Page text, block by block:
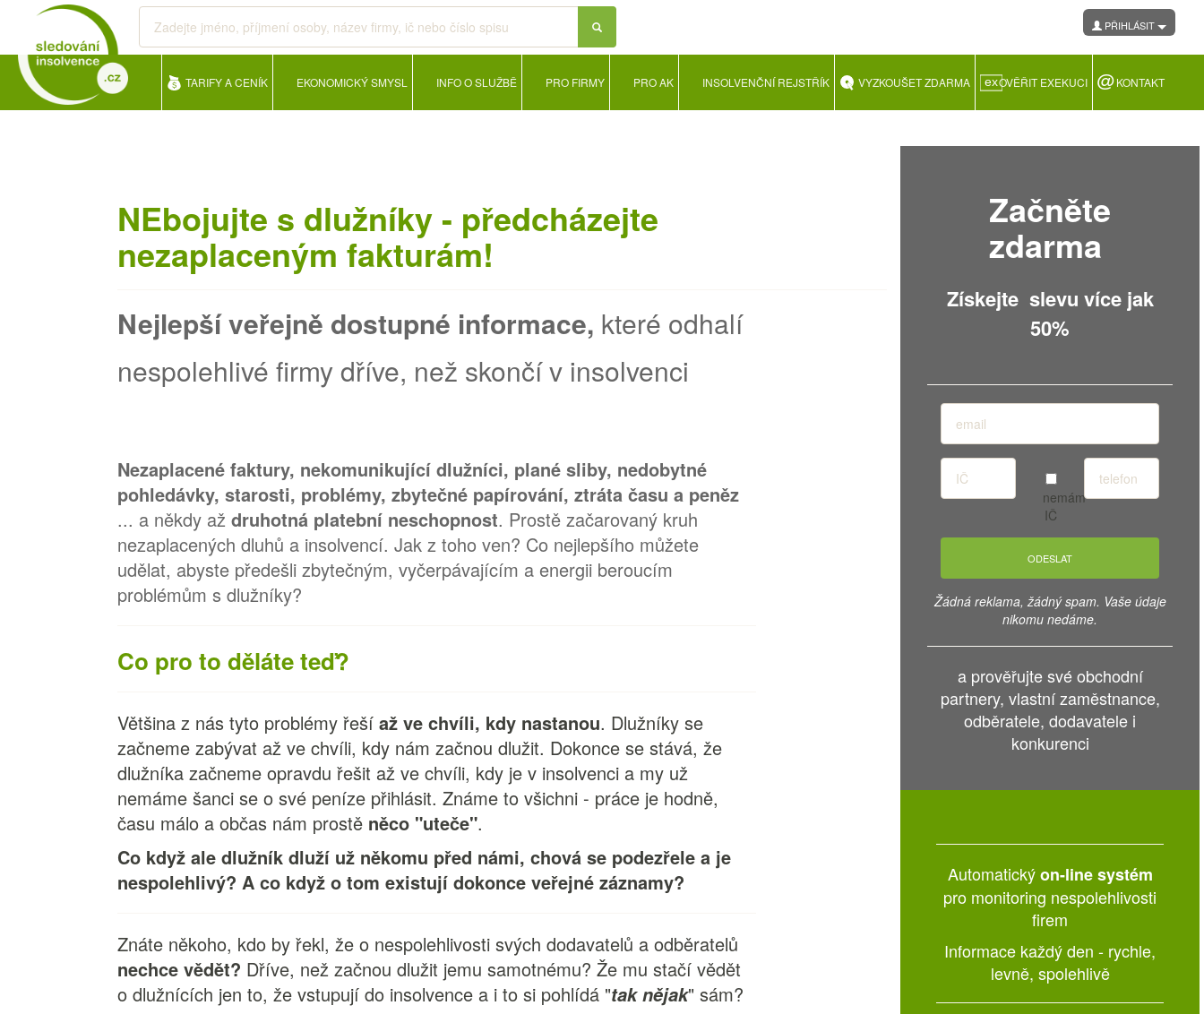
PŘIHLÁSIT
TARIFY A CENÍK EKONOMICKÝ SMYSL INFO O SLUŽBĚ PRO FIRMY PRO AK INSOLVENČNÍ REJSTŘÍK VYZKOUŠET ZDARMA OVĚŘIT EXEKUCI KONTAKT
NEbojujte s dlužníky - předcházejte
nezaplaceným fakturám!
Nejlepší veřejně dostupné informace, které odhalí
nespolehlivé firmy dříve, než skončí v insolvenci
Nezaplacené faktury, nekomunikující dlužníci, plané sliby, nedobytné
pohledávky, starosti, problémy, zbytečné papírování, ztráta času a peněz
... a někdy aždruhotná platební neschopnost. Prostě začarovaný kruh
nezaplacených dluhů a insolvencí. Jak z toho ven? Co nejlepšího můžete
udělat, abyste předešli zbytečným, vyčerpávajícím a energii beroucím
problémům s dlužníky?
Co pro to děláte teď?
Většina z nás tyto problémy řešíaž ve chvíli, kdy nastanou. Dlužníky se
začneme zabývat až ve chvíli, kdy nám začnou dlužit. Dokonce se stává, že
dlužníka začneme opravdu řešit až ve chvíli, kdy je v insolvenci a my už
nemáme šanci se o své peníze přihlásit. Známe to všichni - práce je hodně,
času málo a občas nám prostě něco "uteče".
Co když ale dlužník dluží už někomu před námi, chová se podezřele a je
nespolehlivý? A co když o tom existují dokonce veřejné záznamy?
Znáte někoho, kdo by řekl, že o nespolehlivosti svých dodavatelů a odběratelů
nechce vědět? Dříve, než začnou dlužit jemu samotnému? Že mu stačí vědět
o dlužnících jen to, že vstupují do insolvence a i to si pohlídá "tak nějak" sám?
Začněte
zdarma
Získejte slevu více jak
50%
nemám
IČ
Žádná reklama, žádný spam. Vaše údaje
nikomu nedáme.
a prověřujte své obchodní
partnery, vlastní zaměstnance,
odběratele, dodavatele i
konkurenci
Automatickýon-line systém
pro monitoring nespolehlivosti
firem
Informace každý den - rychle,
levně, spolehlivě